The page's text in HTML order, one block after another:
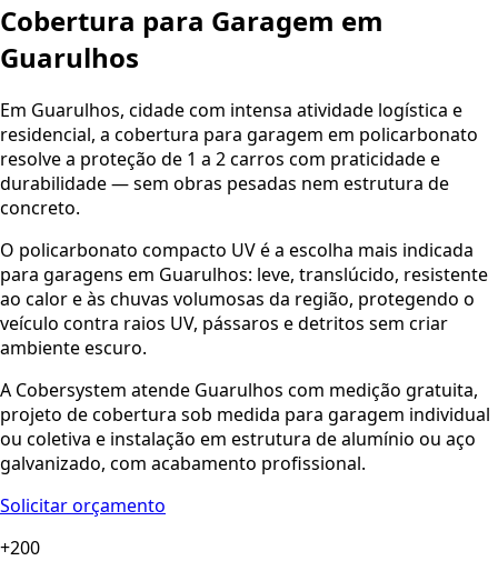
Cobertura para Garagem em
Guarulhos
Em Guarulhos, cidade com intensa atividade logística e
residencial, a cobertura para garagem em policarbonato
resolve a proteção de 1 a 2 carros com praticidade e
durabilidade — sem obras pesadas nem estrutura de
concreto.
O policarbonato compacto UV é a escolha mais indicada
para garagens em Guarulhos: leve, translúcido, resistente
ao calor e às chuvas volumosas da região, protegendo o
veículo contra raios UV, pássaros e detritos sem criar
ambiente escuro.
A Cobersystem atende Guarulhos com medição gratuita,
projeto de cobertura sob medida para garagem individual
ou coletiva e instalação em estrutura de alumínio ou aço
galvanizado, com acabamento profissional.
Solicitar orçamento
+200